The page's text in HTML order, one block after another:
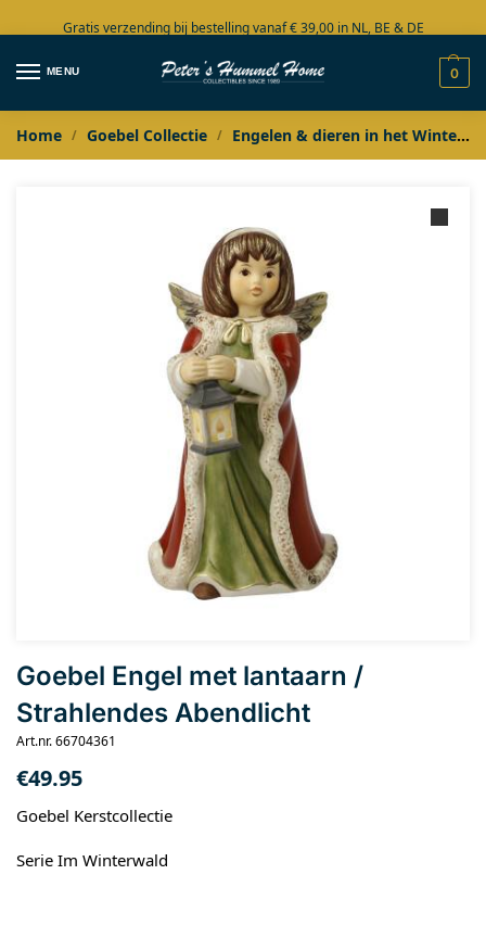
Gratis verzending bij bestelling vanaf € 39,00 in NL, BE & DE
Grote collectie in voorraad
MENU 0
Home / Goebel Collectie / Engelen & dieren in het Winterbos
Goebel Engel met lantaarn /
Strahlendes Abendlicht
Art.nr. 66704361
€49.95
Goebel Kerstcollectie
Serie Im Winterwald